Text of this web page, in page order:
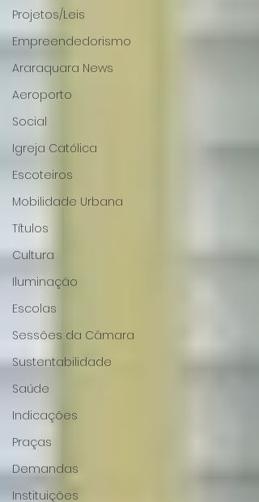
Projetos/Leis
Empreendedorismo
Araraquara News
Aeroporto
Social
Igreja Católica
Escoteiros
Mobilidade Urbana
Títulos
Cultura
Iluminação
Escolas
Sessões da Câmara
Sustentabilidade
Saúde
Indicações
Praças
Demandas
Instituições